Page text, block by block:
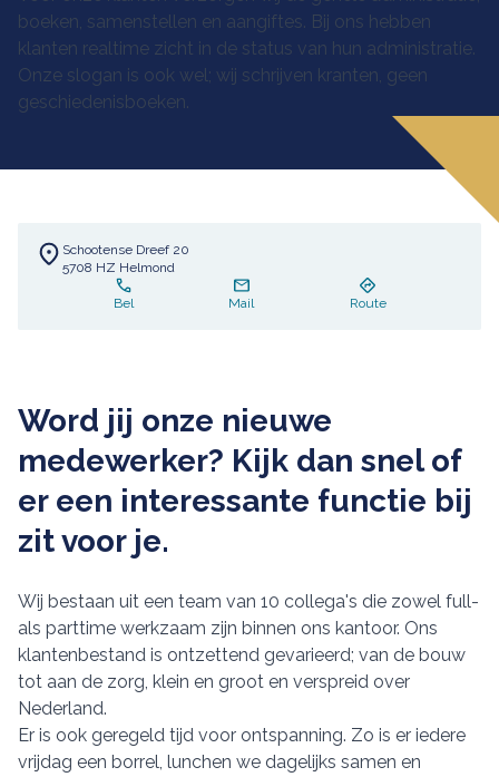
boeken, samenstellen en aangiftes. Bij ons hebben
klanten realtime zicht in de status van hun administratie.
Onze slogan is ook wel; wij schrijven kranten, geen
geschiedenisboeken.
Schootense Dreef 20
5708 HZ Helmond
Bel Mail Route
Word jij onze nieuwe
medewerker? Kijk dan snel of
er een interessante functie bij
zit voor je.
Wij bestaan uit een team van 10 collega's die zowel full-
als parttime werkzaam zijn binnen ons kantoor. Ons
klantenbestand is ontzettend gevarieerd; van de bouw
tot aan de zorg, klein en groot en verspreid over
Nederland.
Er is ook geregeld tijd voor ontspanning. Zo is er iedere
vrijdag een borrel, lunchen we dagelijks samen en